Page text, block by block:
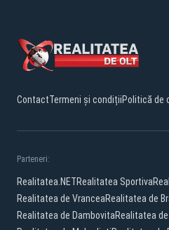
ContactTermeni și condițiiPolitică de
Parteneri:
Realitatea.NETRealitatea Sportiva
Realitatea de VranceaRealitatea de
Realitatea de DambovitaRealitatea